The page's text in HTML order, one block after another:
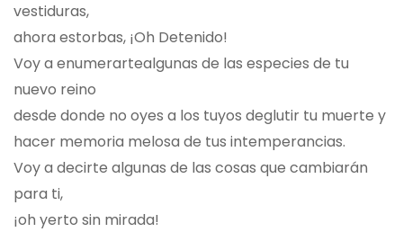
vestiduras,
ahora estorbas, ¡Oh Detenido!
Voy a enumerartealgunas de las especies de tu
nuevo reino
desde donde no oyes a los tuyos deglutir tu muerte y
hacer memoria melosa de tus intemperancias.
Voy a decirte algunas de las cosas que cambiarán
para ti,
¡oh yerto sin mirada!